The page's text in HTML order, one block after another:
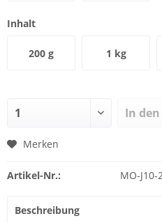
Inhalt
200 g 1 kg
In den
Merken
Artikel-Nr.: MO-J10-
Beschreibung